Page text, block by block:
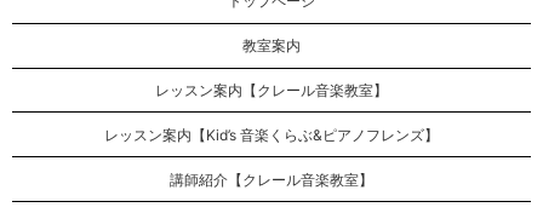
教室案内
レッスン案内【クレール音楽教室】
レッスン案内【Kid’s 音楽くらぶ&ピアノフレンズ】
講師紹介【クレール音楽教室】